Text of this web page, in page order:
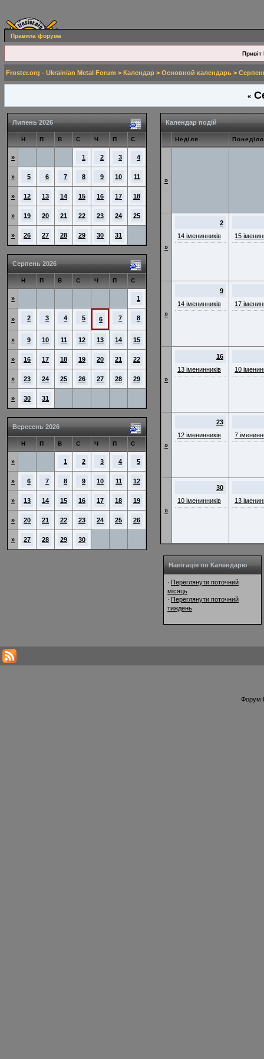
Правила форума
Привіт
Froster.org - Ukrainian Metal Forum > Календар > Основной календарь >
«
Липень 2026
Н П В С Ч П С
» 1 2 3 4
» 5 6 7 8 9 10 11
» 12 13 14 15 16 17 18
» 19 20 21 22 23 24 25
» 26 27 28 29 30 31
Серпень 2026
Н П В С Ч П С
» 1
» 2 3 4 5 6 7 8
» 9 10 11 12 13 14 15
» 16 17 18 19 20 21 22
» 23 24 25 26 27 28 29
» 30 31
Вересень 2026
Н П В С Ч П С
» 1 2 3 4 5
» 6 7 8 9 10 11 12
» 13 14 15 16 17 18 19
» 20 21 22 23 24 25 26
» 27 28 29 30
Календар подій
Неділя
»
»
2
14 іменинників
15
»
9
14 іменинників
17
»
16
13 іменинників
10
»
23
12 іменинників
7
»
30
10 іменинників
13
Навігація по Календарю
· Переглянути поточний
місяць
· Переглянути поточний
тиждень
Форум